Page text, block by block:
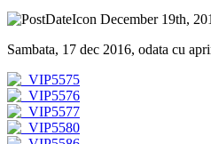
December 19th,
Sambata, 17 dec 2016, odata cu